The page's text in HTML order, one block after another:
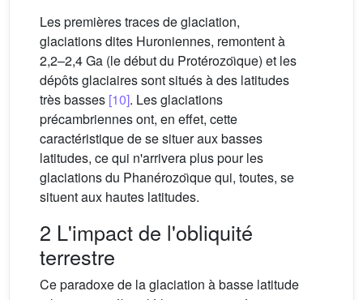
Les premières traces de glaciation,
glaciations dites Huroniennes, remontent à
2,2–2,4 Ga (le début du Protérozoı̈que) et les
dépôts glaciaires sont situés à des latitudes
très basses [10]. Les glaciations
précambriennes ont, en effet, cette
caractéristique de se situer aux basses
latitudes, ce qui n'arrivera plus pour les
glaciations du Phanérozoı̈que qui, toutes, se
situent aux hautes latitudes.
2 L'impact de l'obliquité
terrestre
Ce paradoxe de la glaciation à basse latitude